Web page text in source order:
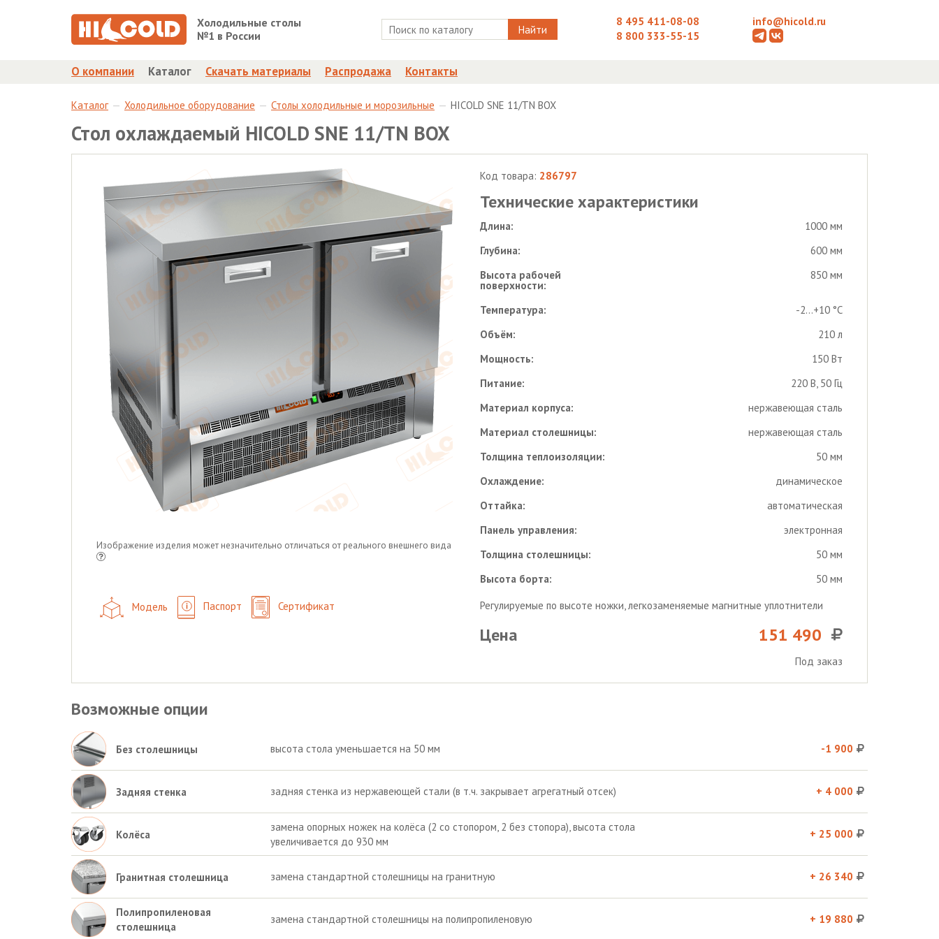
Холодильные столы
№1 в России
Найти
8 495 411-08-08
8 800 333-55-15
info@hicold.ru
О компании Каталог Скачать материалы Распродажа Контакты
Каталог Холодильное оборудование Столы холодильные и морозильные HICOLD SNE 11/TN BOX
Стол охлаждаемый HICOLD SNE 11/TN BOX
Изображение изделия может незначительно отличаться от реального внешнего вида
Модель Паспорт Сертификат
Код товара: 286797
Технические характеристики
Длина:
1000 мм
Глубина:
600 мм
Высота рабочей
поверхности:
850 мм
Температура:
-2...+10 °С
Объём:
210 л
Мощность:
150 Вт
Питание:
220 В, 50 Гц
Материал корпуса:
нержавеющая сталь
Материал столешницы:
нержавеющая сталь
Толщина теплоизоляции:
50 мм
Охлаждение:
динамическое
Оттайка:
автоматическая
Панель управления:
электронная
Толщина столешницы:
50 мм
Высота борта:
50 мм
Регулируемые по высоте ножки, легкозаменяемые магнитные уплотнители
Цена 151 490
Под заказ
Возможные опции
Без столешницы высота стола уменьшается на 50 мм -1 900
Задняя стенка задняя стенка из нержавеющей стали (в т.ч. закрывает агрегатный отсек) + 4 000
Колёса
замена опорных ножек на колёса (2 со стопором, 2 без стопора), высота стола
увеличивается до 930 мм
+ 25 000
Гранитная столешница замена стандартной столешницы на гранитную + 26 340
Полипропиленовая
столешница
замена стандартной столешницы на полипропиленовую + 19 880